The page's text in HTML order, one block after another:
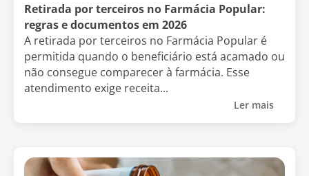
Retirada por terceiros no Farmácia Popular:
regras e documentos em 2026
A retirada por terceiros no Farmácia Popular é
permitida quando o beneficiário está acamado ou
não consegue comparecer à farmácia. Esse
atendimento exige receita...
Ler mais